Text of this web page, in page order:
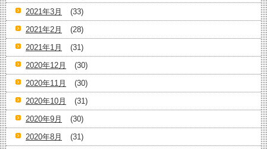
2021年3月
(33)
2021年2月
(28)
2021年1月
(31)
2020年12月
(30)
2020年11月
(30)
2020年10月
(31)
2020年9月
(30)
2020年8月
(31)